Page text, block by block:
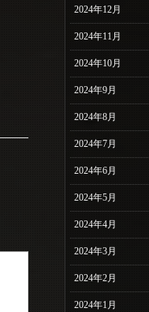
2024年12月
2024年11月
2024年10月
2024年9月
2024年8月
2024年7月
2024年6月
2024年5月
2024年4月
2024年3月
2024年2月
2024年1月